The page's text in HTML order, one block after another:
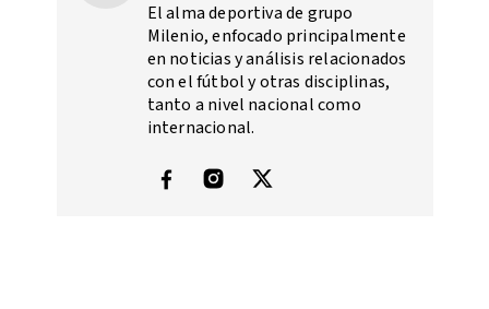
El alma deportiva de grupo
Milenio, enfocado principalmente
en noticias y análisis relacionados
con el fútbol y otras disciplinas,
tanto a nivel nacional como
internacional.